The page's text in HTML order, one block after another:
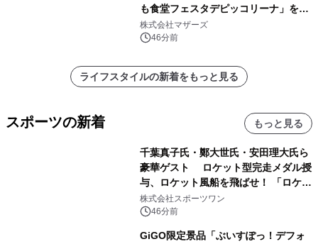
も食堂フェスタデピッコリーナ」を9
月5日(土)開催
株式会社マザーズ
46分前
ライフスタイルの新着をもっと見る
スポーツの新着 もっと見る
千葉真子氏・鄭大世氏・安田理大氏ら
豪華ゲスト ロケット型完走メダル授
与、ロケット風船を飛ばせ！ 「ロケッ
トマラソン2026」開催
株式会社スポーツワン
46分前
GiGO限定景品「ぶいすぽっ！デフォ